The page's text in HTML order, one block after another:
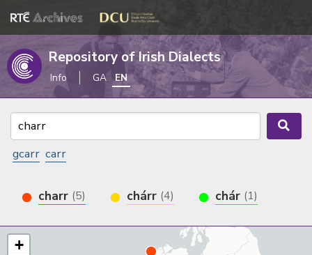
Repository of Irish Dialects
Info GA EN
gcarr carr
charr (5) chárr (4) chár (1)
+